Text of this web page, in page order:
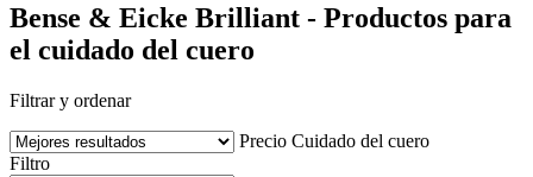
Bense & Eicke Brilliant - Productos para
el cuidado del cuero
Filtrar y ordenar
Precio Cuidado del cuero
Filtro